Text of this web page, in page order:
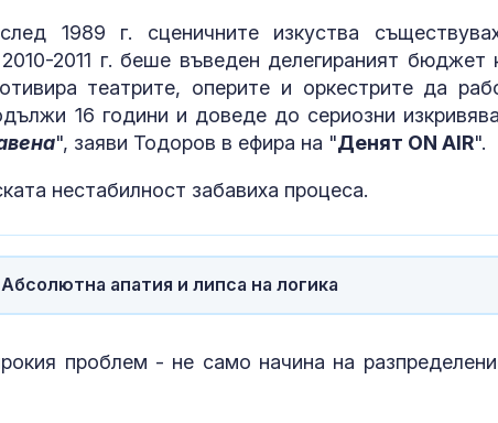
1989 г. сценичните изкуства
2011 г. беше въведен делегираният бюджет
театрите, оперите и оркестрите да
16 години и доведе до сериозни
", заяви Тодоров в ефира на "Денят ON AIR".
нестабилност забавиха процеса.
апатия и липса на логика
проблем - не само начина на
нахлулия дрон: Какъв
е дронът? Украински,
руски или ирански?
Няма поражения върху
критична
нахлуването на дрон в
Температурите слабо
ще се понижат и ще
трябва ли да
притесняваме?
Почти
бебета по
шест месеца
костите с